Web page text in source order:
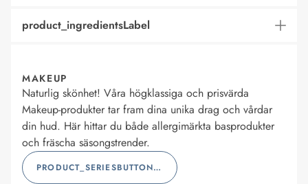
product_ingredientsLabel
MAKEUP
Naturlig skönhet! Våra högklassiga och prisvärda
Makeup-produkter tar fram dina unika drag och vårdar
din hud. Här hittar du både allergimärkta basprodukter
och fräscha säsongstrender.
PRODUCT_SERIESBUTTONLABEL